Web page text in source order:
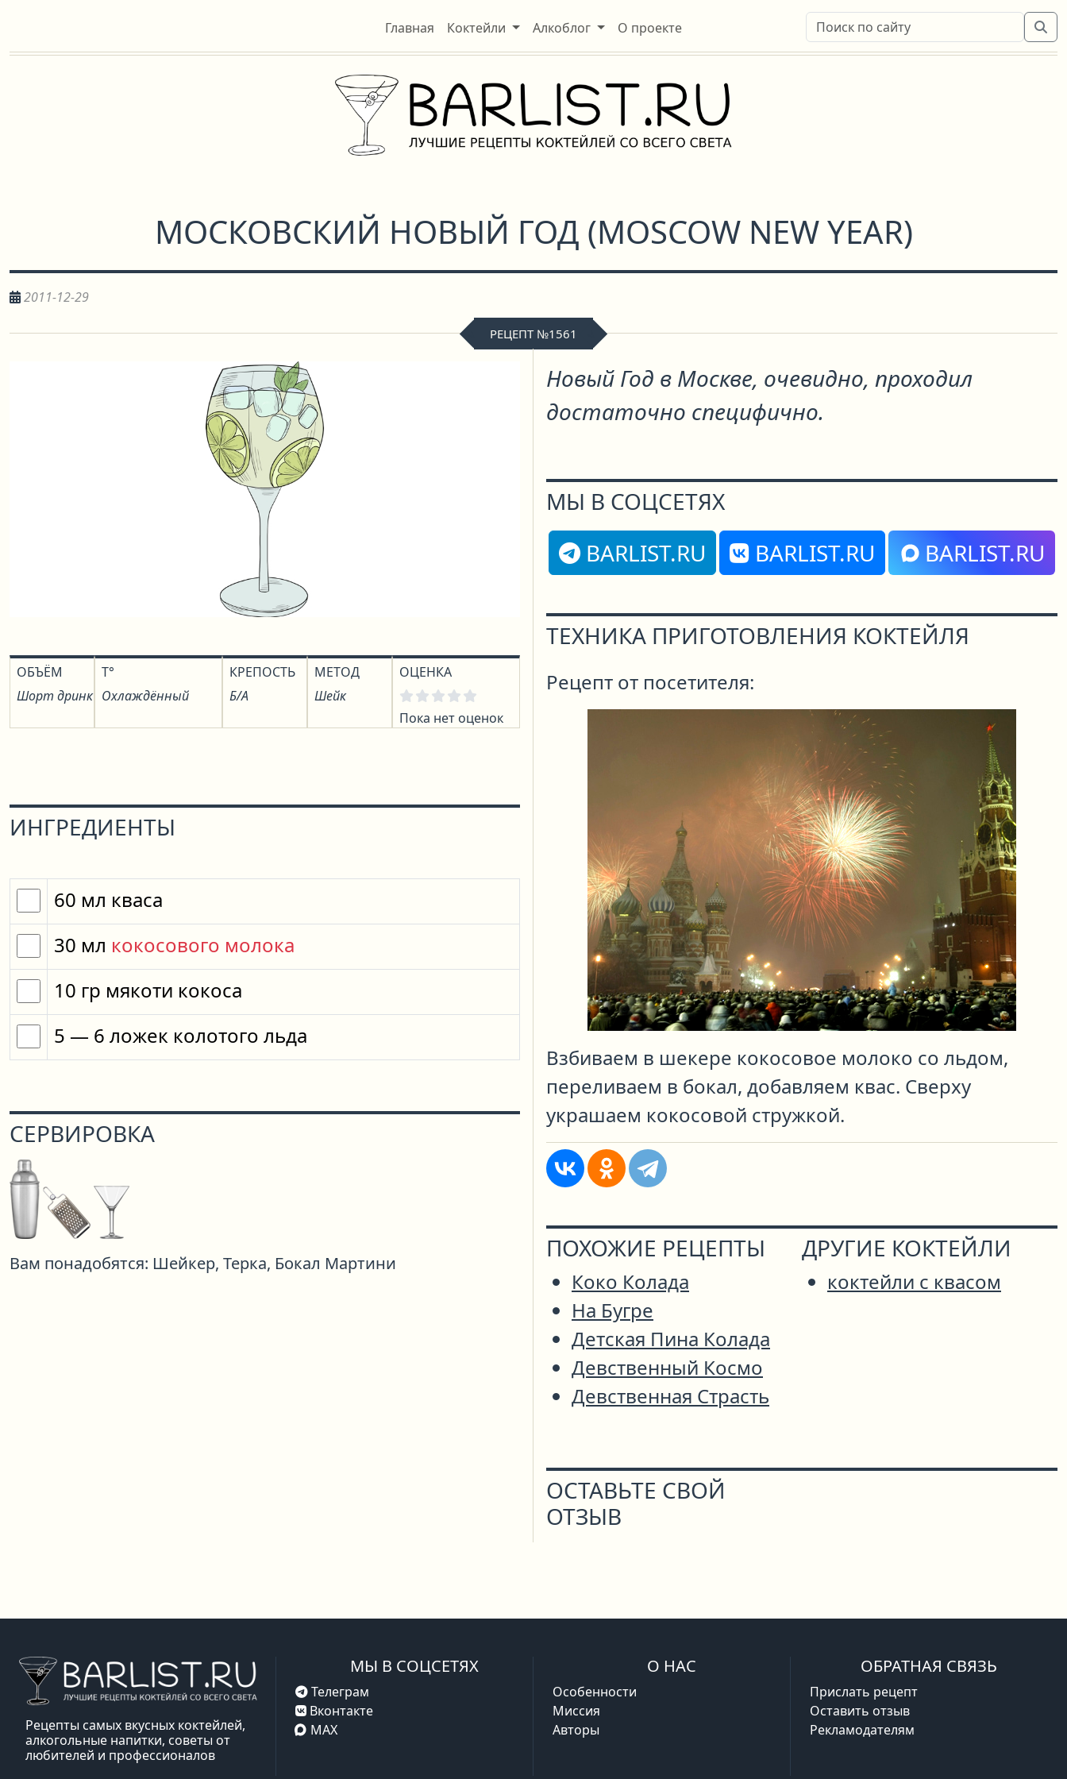
Главная Коктейли Алкоблог О проекте
МОСКОВСКИЙ НОВЫЙ ГОД (MOSCOW NEW YEAR)
2011-12-29
РЕЦЕПТ №1561
ОБЪЁМ
Шорт дринк
T°
Охлаждённый
КРЕПОСТЬ
Б/А
МЕТОД
Шейк
ОЦЕНКА
Пока нет оценок
ИНГРЕДИЕНТЫ
60 мл кваса
30 мл кокосового молока
10 гр мякоти кокоса
5 — 6 ложек колотого льда
СЕРВИРОВКА
Вам понадобятся: Шейкер, Терка, Бокал Мартини
Новый Год в Москве, очевидно, проходил
достаточно специфично.
МЫ В СОЦСЕТЯХ
BARLIST.RU
BARLIST.RU BARLIST.RU
ТЕХНИКА ПРИГОТОВЛЕНИЯ КОКТЕЙЛЯ
Рецепт от посетителя:
Взбиваем в шекере кокосовое молоко со льдом,
переливаем в бокал, добавляем квас. Сверху
украшаем кокосовой стружкой.
ПОХОЖИЕ РЕЦЕПТЫ
Коко Колада
На Бугре
Детская Пина Колада
Девственный Космо
Девственная Страсть
ДРУГИЕ КОКТЕЙЛИ
коктейли с квасом
ОСТАВЬТЕ СВОЙ
ОТЗЫВ
Рецепты самых вкусных коктейлей,
алкогольные напитки, советы от
любителей и профессионалов
МЫ В СОЦСЕТЯХ
Телеграм
Вконтакте
MAX
О НАС
Особенности
Миссия
Авторы
ОБРАТНАЯ СВЯЗЬ
Прислать рецепт
Оставить отзыв
Рекламодателям